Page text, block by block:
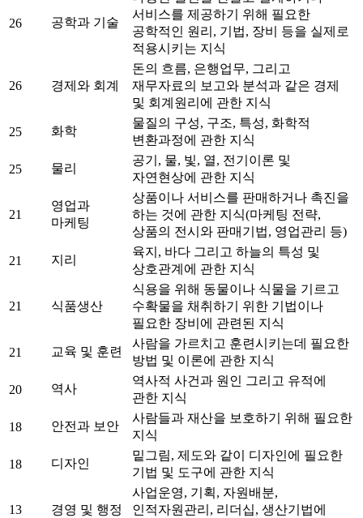
26 공학과 기술
서비스를 제공하기 위해 필요한
공학적인 원리, 기법, 장비 등을 실제로
적용시키는 지식
26 경제와 회계
돈의 흐름, 은행업무, 그리고
재무자료의 보고와 분석과 같은 경제
및 회계원리에 관한 지식
25 화학
물질의 구성, 구조, 특성, 화학적
변환과정에 관한 지식
25 물리
공기, 물, 빛, 열, 전기이론 및
자연현상에 관한 지식
21
영업과
마케팅
상품이나 서비스를 판매하거나 촉진을
하는 것에 관한 지식(마케팅 전략,
상품의 전시와 판매기법, 영업관리 등)
21 지리
육지, 바다 그리고 하늘의 특성 및
상호관계에 관한 지식
21 식품생산
식용을 위해 동물이나 식물을 기르고
수확물을 채취하기 위한 기법이나
필요한 장비에 관련된 지식
21 교육 및 훈련
사람을 가르치고 훈련시키는데 필요한
방법 및 이론에 관한 지식
20 역사
역사적 사건과 원인 그리고 유적에
관한 지식
18 안전과 보안
사람들과 재산을 보호하기 위해 필요한
지식
18 디자인
밑그림, 제도와 같이 디자인에 필요한
기법 및 도구에 관한 지식
13 경영 및 행정
사업운영, 기획, 자원배분,
인적자원관리, 리더십, 생산기법에